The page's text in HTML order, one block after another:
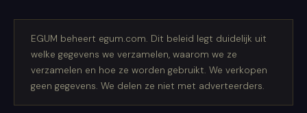
EGUM beheert egum.com. Dit beleid legt duidelijk uit
welke gegevens we verzamelen, waarom we ze
verzamelen en hoe ze worden gebruikt. We verkopen
geen gegevens. We delen ze niet met adverteerders.